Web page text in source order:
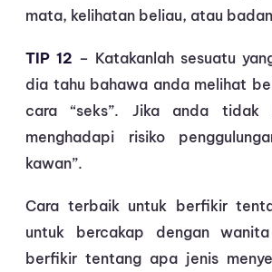
mata, kelihatan beliau, atau
TIP 12 – Katakanlah sesuatu
dia tahu bahawa anda melihat
cara “seks”. Jika anda tidak
menghadapi risiko
kawan”.
Cara terbaik untuk berfikir
untuk bercakap dengan
berfikir tentang apa jenis